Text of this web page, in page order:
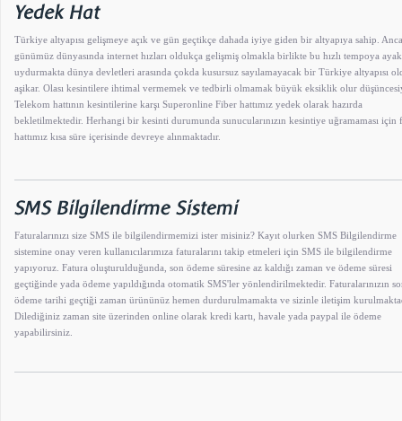
Türkiye altyapısı gelişmeye açık ve gün geçtikçe dahada iyiye giden bir altyapıya sahip.
günümüz dünyasında internet hızları oldukça gelişmiş olmakla birlikte bu hızlı tempoya ayak
uydurmakta dünya devletleri arasında çokda kusursuz sayılamayacak bir Türkiye altyapısı
aşikar. Olası kesintilere ihtimal vermemek ve tedbirli olmamak büyük eksiklik olur
Telekom hattının kesintilerine karşı Superonline Fiber hattımız yedek olarak hazırda
bekletilmektedir. Herhangi bir kesinti durumunda sunucularınızın kesintiye uğramaması için
hattımız kısa süre içerisinde devreye alınmaktadır.
Faturalarınızı size SMS ile bilgilendirmemizi ister misiniz? Kayıt olurken SMS Bilgilendirme
sistemine onay veren kullanıcılarımıza faturalarını takip etmeleri için SMS ile bilgilendirme
yapıyoruz. Fatura oluşturulduğunda, son ödeme süresine az kaldığı zaman ve ödeme süresi
geçtiğinde yada ödeme yapıldığında otomatik SMS'ler yönlendirilmektedir. Faturalarınızın
ödeme tarihi geçtiği zaman ürününüz hemen durdurulmamakta ve sizinle iletişim
Dilediğiniz zaman site üzerinden online olarak kredi kartı, havale yada paypal ile ödeme
yapabilirsiniz.